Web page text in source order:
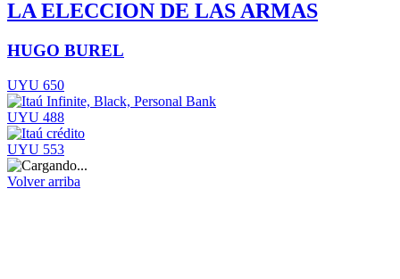
LA ELECCION DE LAS ARMAS
HUGO BUREL
UYU 650
UYU 488
UYU 553
Volver arriba